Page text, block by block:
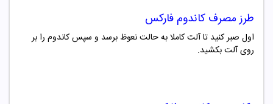
طرز مصرف کاندوم فارکس
اول صبر کنید تا آلت کاملا به حالت نعوظ برسد و سپس کاندوم را بر
روی آلت بکشید.